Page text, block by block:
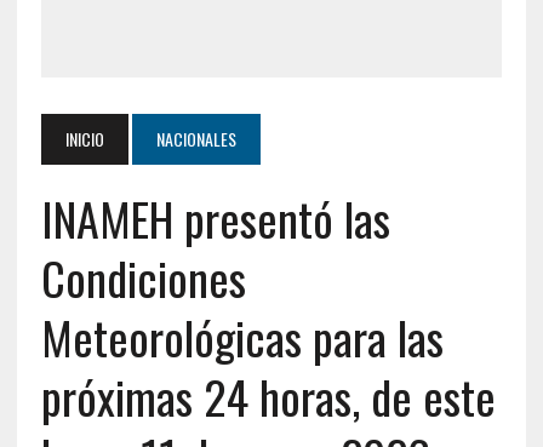
INICIO NACIONALES
INAMEH presentó las
Condiciones
Meteorológicas para las
próximas 24 horas, de este